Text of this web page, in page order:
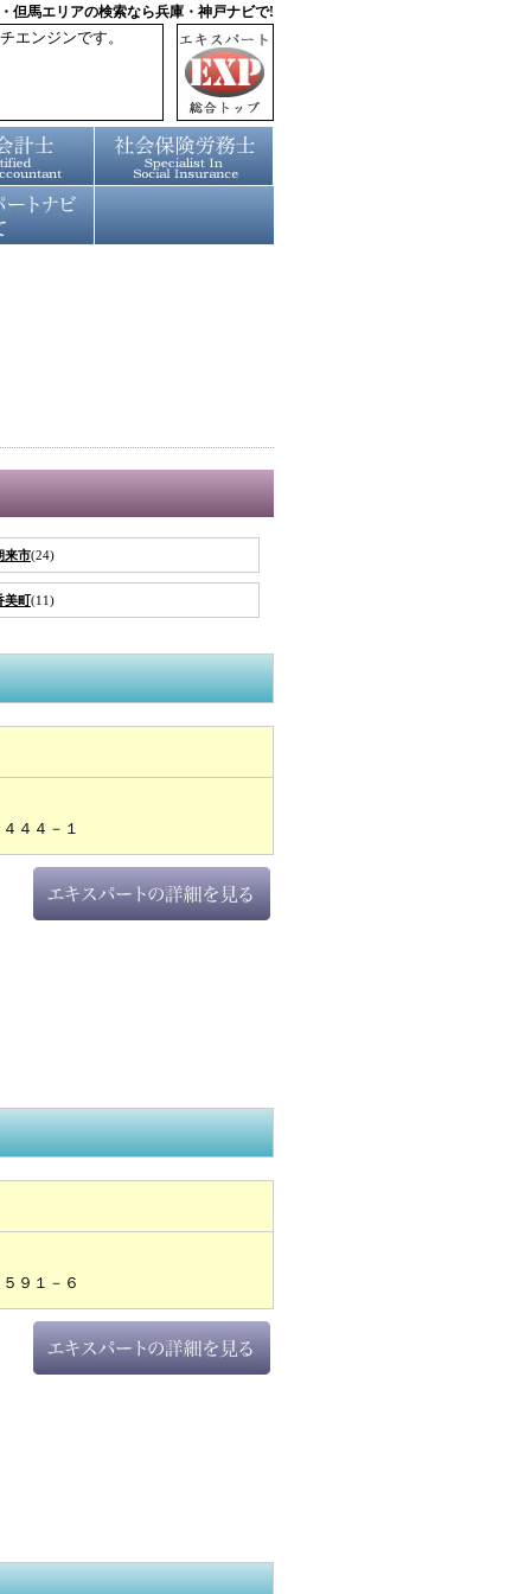
但馬エリアの検索なら兵庫・神戸ナビで!
エンジンです。
来市(24)
美町(11)
４４－１
９１－６